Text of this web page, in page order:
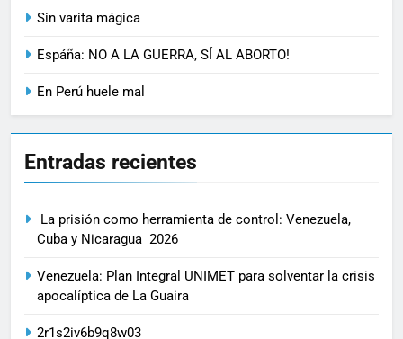
Sin varita mágica
Espáña: NO A LA GUERRA, SÍ AL ABORTO!
En Perú huele mal
Entradas recientes
La prisión como herramienta de control: Venezuela,
Cuba y Nicaragua 2026
Venezuela: Plan Integral UNIMET para solventar la crisis
apocalíptica de La Guaira
2r1s2iv6b9q8w03